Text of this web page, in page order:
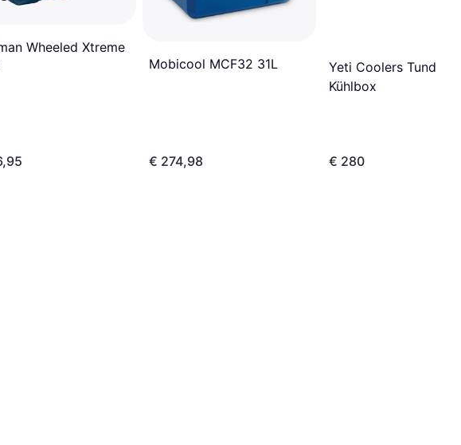
Wheeled Xtreme
Mobicool MCF32 31L
€ 274,98
Yeti Coolers Tundra
Kühlbox
€ 280